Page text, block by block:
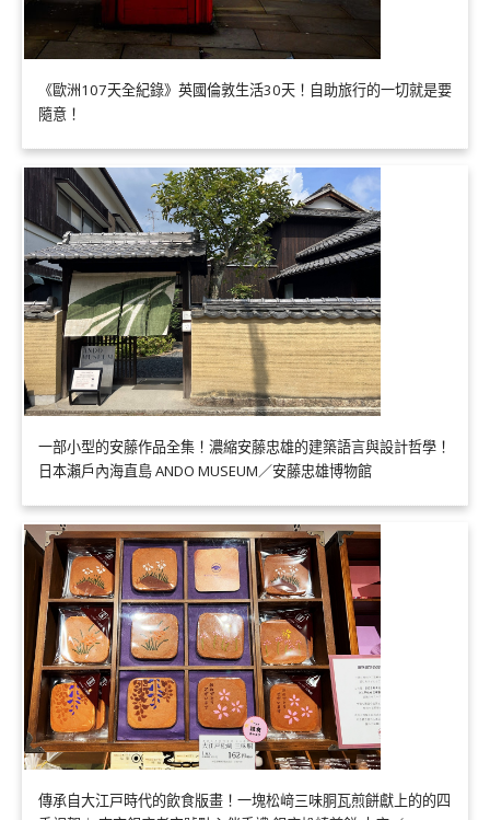
《歐洲107天全紀錄》英國倫敦生活30天！自助旅行的一切就是要
隨意！
一部小型的安藤作品全集！濃縮安藤忠雄的建築語言與設計哲學！
日本瀨戶內海直島 ANDO MUSEUM／安藤忠雄博物館
傳承自大江戸時代的飲食版畫！一塊松﨑三味胴瓦煎餅獻上的的四